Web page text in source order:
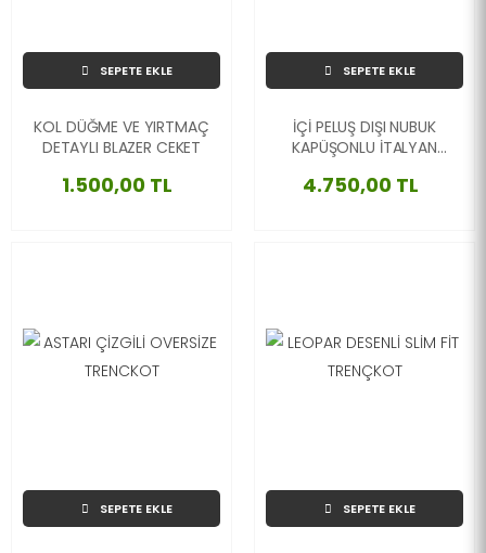
SEPETE EKLE
KOL DÜĞME VE YIRTMAÇ
DETAYLI BLAZER CEKET
1.500,00 TL
SEPETE EKLE
İÇİ PELUŞ DIŞI NUBUK
KAPÜŞONLU İTALYAN
4.750,00 TL
SEPETE EKLE SEPETE EKLE